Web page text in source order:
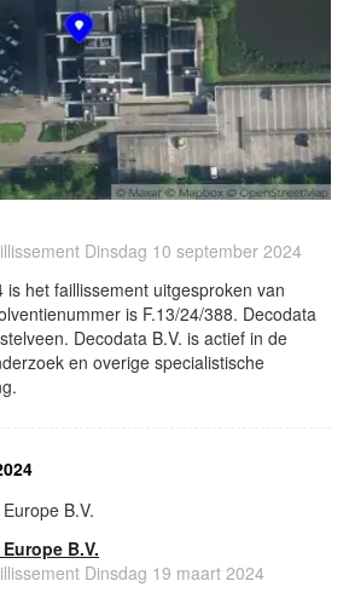
Dinsdag 10 september 2024
het faillissement uitgesproken van
is F.13/24/388. Decodata
Decodata B.V. is actief in de
en overige specialistische
B.V.
Dinsdag 19 maart 2024